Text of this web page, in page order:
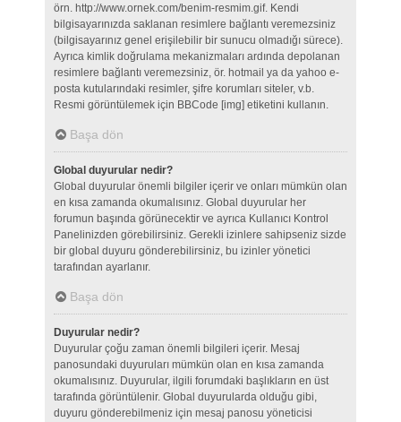
örn. http://www.ornek.com/benim-resmim.gif. Kendi
bilgisayarınızda saklanan resimlere bağlantı veremezsiniz
(bilgisayarınız genel erişilebilir bir sunucu olmadığı sürece).
Ayrıca kimlik doğrulama mekanizmaları ardında depolanan
resimlere bağlantı veremezsiniz, ör. hotmail ya da yahoo e-
posta kutularındaki resimler, şifre korumları siteler, v.b.
Resmi görüntülemek için BBCode [img] etiketini kullanın.
Başa dön
Global duyurular nedir?
Global duyurular önemli bilgiler içerir ve onları mümkün olan
en kısa zamanda okumalısınız. Global duyurular her
forumun başında görünecektir ve ayrıca Kullanıcı Kontrol
Panelinizden görebilirsiniz. Gerekli izinlere sahipseniz sizde
bir global duyuru gönderebilirsiniz, bu izinler yönetici
tarafından ayarlanır.
Başa dön
Duyurular nedir?
Duyurular çoğu zaman önemli bilgileri içerir. Mesaj
panosundaki duyuruları mümkün olan en kısa zamanda
okumalısınız. Duyurular, ilgili forumdaki başlıkların en üst
tarafında görüntülenir. Global duyurularda olduğu gibi,
duyuru gönderebilmeniz için mesaj panosu yöneticisi